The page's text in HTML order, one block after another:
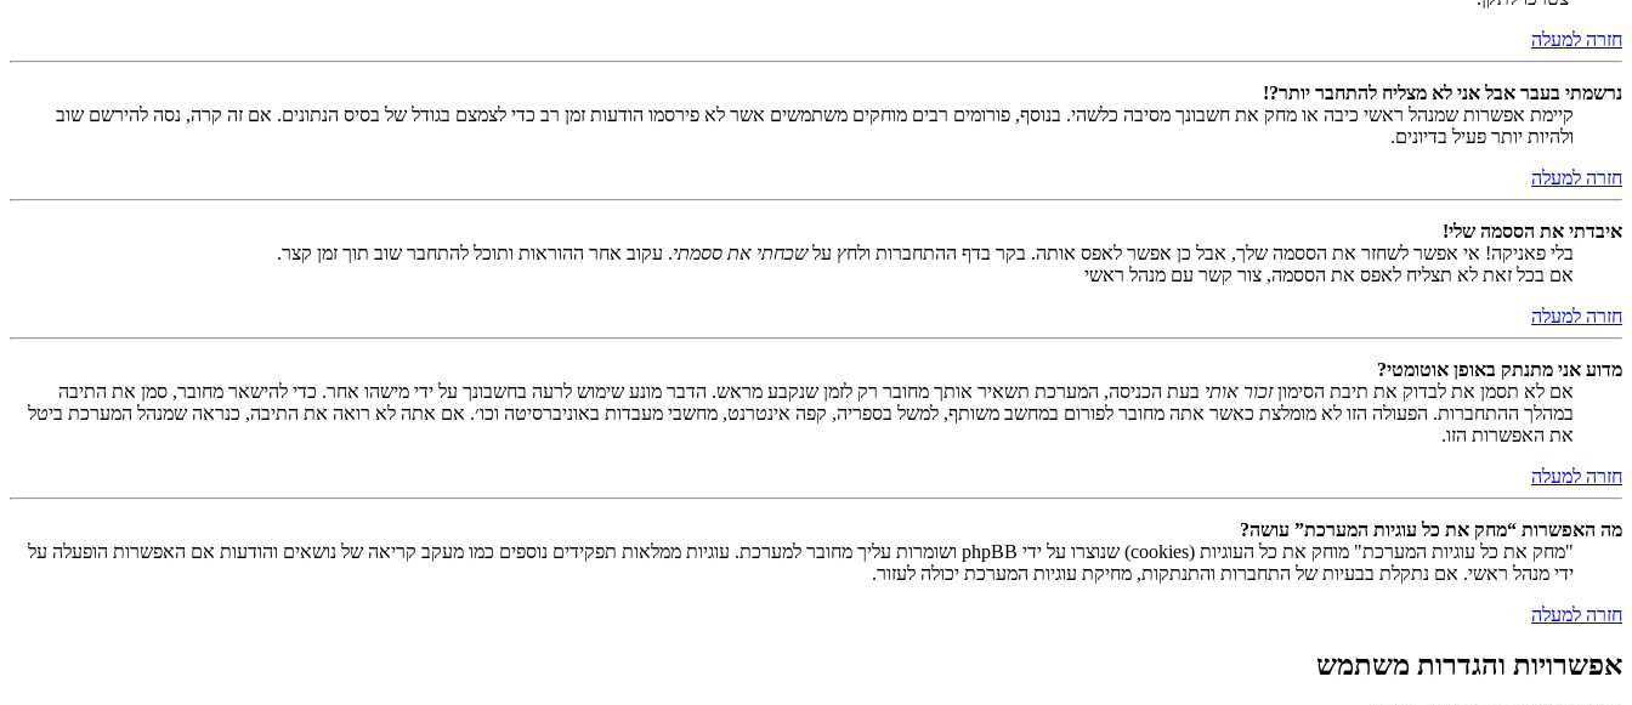
חזרה למעלה
נרשמתי בעבר אבל אני לא מצליח להתחבר יותר?!
קיימת אפשרות שמנהל ראשי כיבה או מחק את חשבונך מסיבה כלשהי. בנוסף, פורומים רבים מוחקים משתמשים אשר לא פירסמו הודעות זמן רב כדי לצמצם בגודל של בסיס הנתונים. אם זה קרה, נסה להירשם שוב
ולהיות יותר פעיל בדיונים.
חזרה למעלה
איבדתי את הססמה שלי!
בלי פאניקה! אי אפשר לשחזר את הססמה שלך, אבל כן אפשר לאפס אותה. בקר בדף ההתחברות ולחץ עלשכחתי את ססמתי. עקוב אחר ההוראות ותוכל להתחבר שוב תוך זמן קצר.
אם בכל זאת לא תצליח לאפס את הססמה, צור קשר עם מנהל ראשי
חזרה למעלה
מדוע אני מתנתק באופן אוטומטי?
אם לא תסמן את לבדוק את תיבת הסימוןזכור אותי בעת הכניסה, המערכת תשאיר אותך מחובר רק לזמן שנקבע מראש. הדבר מונע שימוש לרעה בחשבונך על ידי מישהו אחר. כדי להישאר מחובר, סמן את התיבה
במהלך ההתחברות. הפעולה הזו לא מומלצת כאשר אתה מחובר לפורום במחשב משותף, למשל בספריה, קפה אינטרנט, מחשבי מעבדות באוניברסיטה וכו׳. אם אתה לא רואה את התיבה, כנראה שמנהל המערכת ביטל
את האפשרות הזו.
חזרה למעלה
מה האפשרות “מחק את כל עוגיות המערכת” עושה?
"מחק את כל עוגיות המערכת" מוחק את כל העוגיות (cookies) שנוצרו על ידי phpBB ושומרות עליך מחובר למערכת. עוגיות ממלאות תפקידים נוספים כמו מעקב קריאה של נושאים והודעות אם האפשרות הופעלה על
ידי מנהל ראשי. אם נתקלת בבעיות של התחברות והתנתקות, מחיקת עוגיות המערכת יכולה לעזור.
חזרה למעלה
אפשרויות והגדרות משתמש